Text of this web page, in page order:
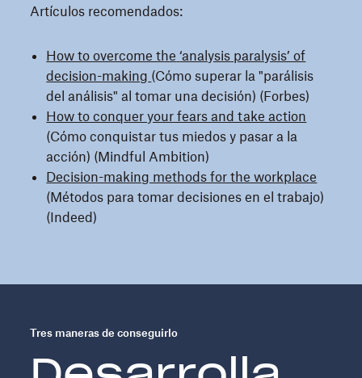
Artículos recomendados:
How to overcome the ‘analysis paralysis’ of
decision-making (Cómo superar la "parálisis
del análisis" al tomar una decisión) (Forbes)
How to conquer your fears and take action
(Cómo conquistar tus miedos y pasar a la
acción) (Mindful Ambition)
Decision-making methods for the workplace
(Métodos para tomar decisiones en el trabajo)
(Indeed)
Tres maneras de conseguirlo